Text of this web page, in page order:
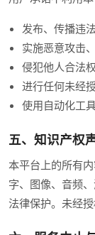
发布、传播违
实施恶意攻击
侵犯他人合法
进行任何未经
使用自动化工
五、知识产权
本平台上的所有
字、图像、音频
法律保护。未经